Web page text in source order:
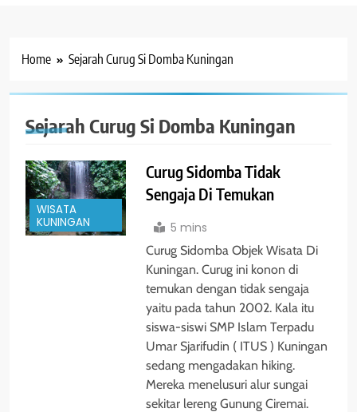
Home Sejarah Curug Si Domba Kuningan
Sejarah Curug Si Domba Kuningan
WISATA
KUNINGAN
Curug Sidomba Tidak
Sengaja Di Temukan
5 mins
Curug Sidomba Objek Wisata Di
Kuningan. Curug ini konon di
temukan dengan tidak sengaja
yaitu pada tahun 2002. Kala itu
siswa-siswi SMP Islam Terpadu
Umar Sjarifudin ( ITUS ) Kuningan
sedang mengadakan hiking.
Mereka menelusuri alur sungai
sekitar lereng Gunung Ciremai.